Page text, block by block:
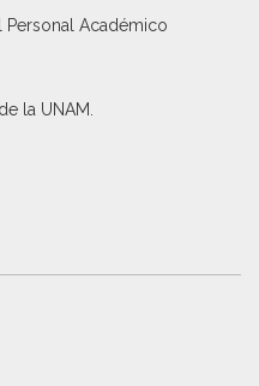
Personal Académico
la UNAM.